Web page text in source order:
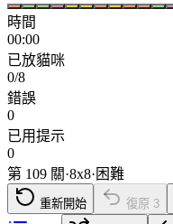
時間
00:00
已放貓咪
0/8
錯誤
0
已用提示
0
第 109 關·8x8· 困難
重新開始 復原 3